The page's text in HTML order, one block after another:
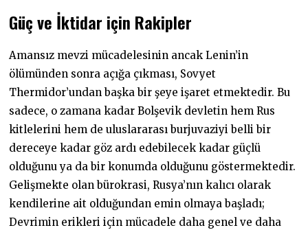
Güç ve İktidar için Rakipler
Amansız mevzi mücadelesinin ancak Lenin’in
ölümünden sonra açığa çıkması, Sovyet
Thermidor’undan başka bir şeye işaret etmektedir. Bu
sadece, o zamana kadar Bolşevik devletin hem Rus
kitlelerini hem de uluslararası burjuvaziyi belli bir
dereceye kadar göz ardı edebilecek kadar güçlü
olduğunu ya da bir konumda olduğunu göstermektedir.
Gelişmekte olan bürokrasi, Rusya’nın kalıcı olarak
kendilerine ait olduğundan emin olmaya başladı;
Devrimin erikleri için mücadele daha genel ve daha